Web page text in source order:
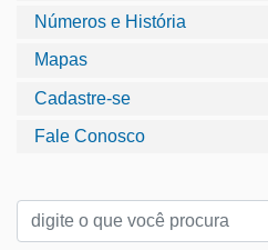
Números e História
Mapas
Cadastre-se
Fale Conosco